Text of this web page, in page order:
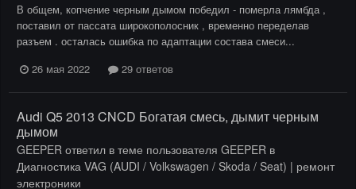
В общем, копчение черным дымом победил - померла лямбда ,
поставил от пассата широкополосник , временно переделав
разъем . осталась ошибка по адаптации состава смеси...
26 мая 2022
29 ответов
Audi Q5 2013 CNCD Богатая смесь, дымит черным
дымом
GEEPER ответил в теме пользователя GEEPER в
Диагностика VAG (AUDI / Volkswagen / Skoda / Seat) | ремонт
электроники